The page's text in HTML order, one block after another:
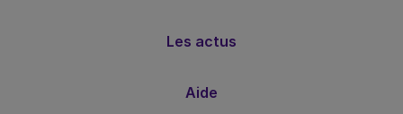
Les actus
Aide